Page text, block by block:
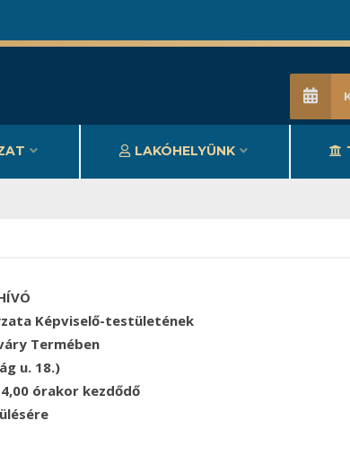
LAKÓHELYÜNK
Képviselő-testületének
Termében
u. 18.)
órakor kezdődő